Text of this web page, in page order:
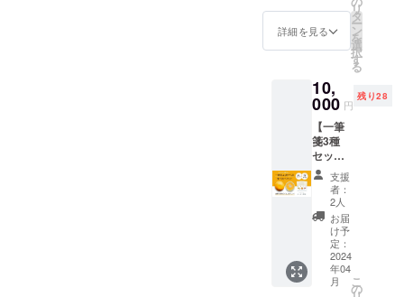
リスト
たちが
開催し
ます。
には出
荷でき
るもの
とでき
ないも
のがあ
りま
す。ど
のよう
な出荷
規格が
あるの
がイラ
ストさ
れたT
（柿、
みか
ん、
はっさ
く、し
らぬ
い、玉
ねぎ、
とうも
ろこ
し、さ
つまい
も、ブ
ルーベ
リー）
詳細を見る
リ
タ
ー
ン
を
選
択
す
る
10,
000 円
残り28
【一筆
箋3種
セット
＋まつ
ばら農
園の越
冬はっ
さく一
級品と
訳あり
品の食
べ比べ
支援
者：
2人
お届
け予
定：
2024
年04
月
こ
の